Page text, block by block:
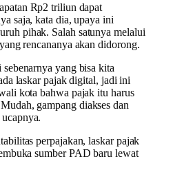
Rp2 triliun dapat
saja, kata dia, upaya ini
pihak. Salah satunya melalui
rencananya akan didorong.
sebenarnya yang bisa kita
laskar pajak digital, jadi ini
kota bahwa pajak itu harus
gampang diakses dan
perpajakan, laskar pajak
sumber PAD baru lewat